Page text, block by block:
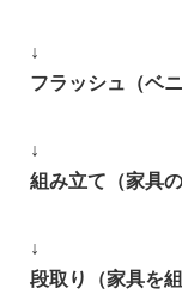
↓
フラッシュ（ベ
↓
組み立て（家具
↓
段取り（家具を